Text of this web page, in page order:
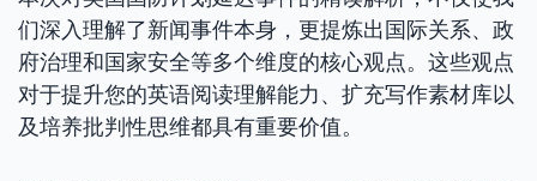
们深入理解了新闻事件本身，更提炼出国际关系、政
府治理和国家安全等多个维度的核心观点。这些观点
对于提升您的英语阅读理解能力、扩充写作素材库以
及培养批判性思维都具有重要价值。